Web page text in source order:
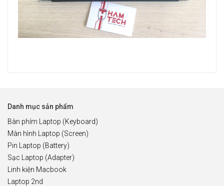
Danh mục sản phẩm
Bàn phím Laptop (Keyboard)
Màn hình Laptop (Screen)
Pin Laptop (Battery)
Sạc Laptop (Adapter)
Linh kiện Macbook
Laptop 2nd